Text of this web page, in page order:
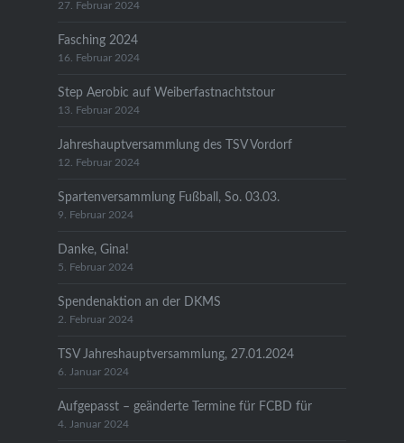
27. Februar 2024
Fasching 2024
16. Februar 2024
Step Aerobic auf Weiberfastnachtstour
13. Februar 2024
Jahreshauptversammlung des TSV Vordorf
12. Februar 2024
Spartenversammlung Fußball, So. 03.03.
9. Februar 2024
Danke, Gina!
5. Februar 2024
Spendenaktion an der DKMS
2. Februar 2024
TSV Jahreshauptversammlung, 27.01.2024
6. Januar 2024
Aufgepasst – geänderte Termine für FCBD für
4. Januar 2024